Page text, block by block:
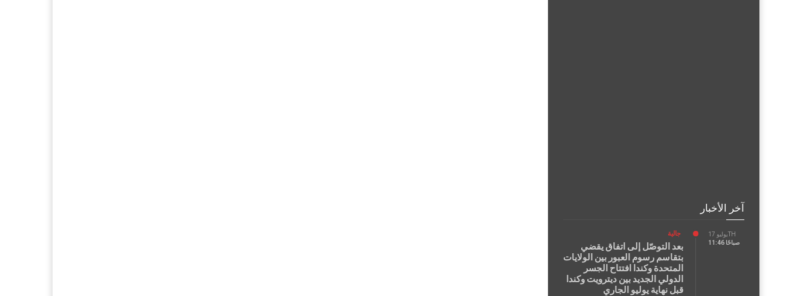
آخر الأخبار
يوليو 17TH
11:46 صباحًا
جالية
بعد التوصّل إلى اتفاق يقضي
بتقاسم رسوم العبور بين الولايات
المتحدة وكندا افتتاح الجسر
الدولي الجديد بين ديترويت وكندا
قبل نهاية يوليو الجاري